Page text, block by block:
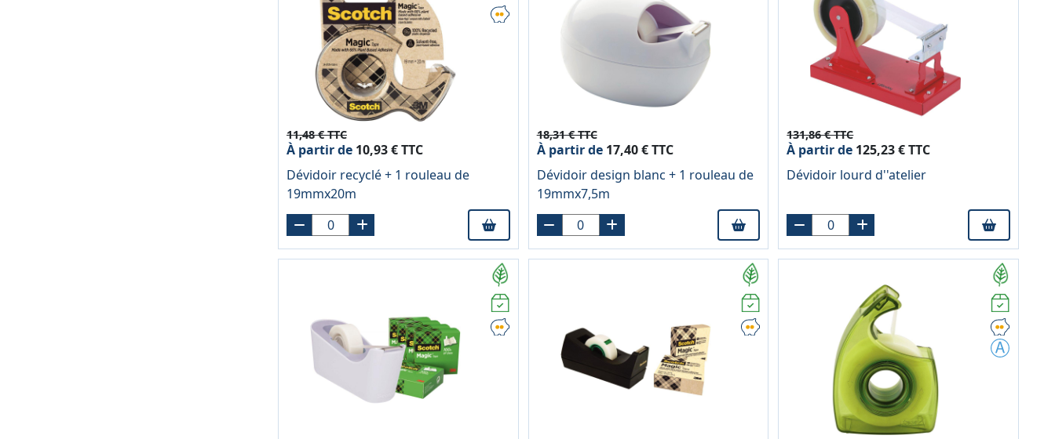
11,48 € TTC
À partir de 10,93 € TTC
Dévidoir recyclé + 1 rouleau de
19mmx20m
18,31 € TTC
À partir de17,40 € TTC
Dévidoir design blanc + 1 rouleau de
19mmx7,5m
131,86 € TTC
À partir de 125,23 € TTC
Dévidoir lourd d''atelier